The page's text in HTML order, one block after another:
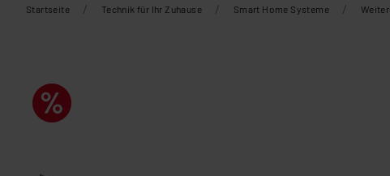
Startseite / Technik für Ihr Zuhause / Smart Home Systeme /